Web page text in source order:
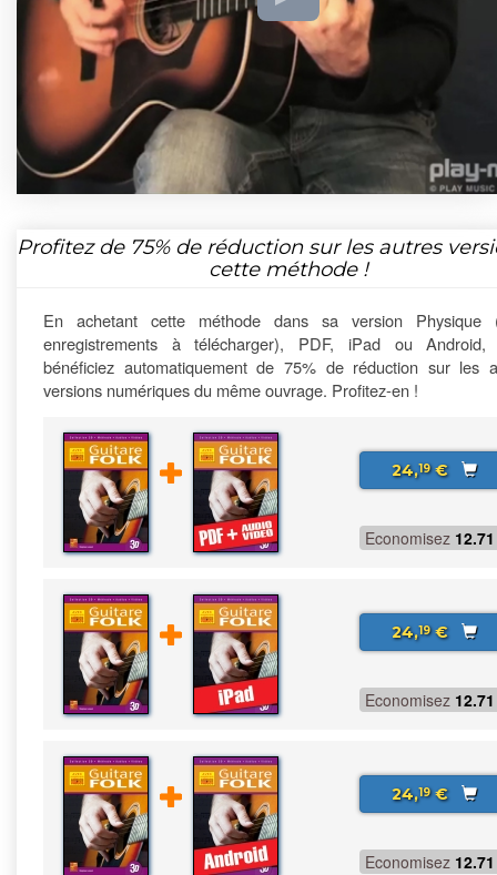
Profitez de 75%de réduction sur les autres
cette méthode !
En achetant cette méthode dans sa version Physique
enregistrements à télécharger), PDF, iPad ou Android,
bénéficiez automatiquement de 75% de réduction sur les
versions numériques du même ouvrage. Profitez-en !
24,19€
Economisez 12.71
24,19€
Economisez 12.71
24,19€
Economisez 12.71